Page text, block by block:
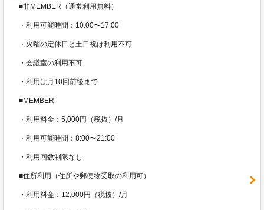
■非MEMBER（通常利用無料）
・利用可能時間：10:00〜17:00
・火曜の定休日と土日祝は利用不可
・会議室の利用不可
・利用は月10回前後まで
■MEMBER
・利用料金：5,000円（税抜）/月
・利用可能時間：8:00〜21:00
・利用回数制限なし
■住所利用（住所や郵便物受取の利用可）
・利用料金：12,000円（税抜）/月